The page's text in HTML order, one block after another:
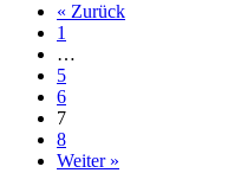
« Zurück
1
…
5
6
7
8
Weiter »